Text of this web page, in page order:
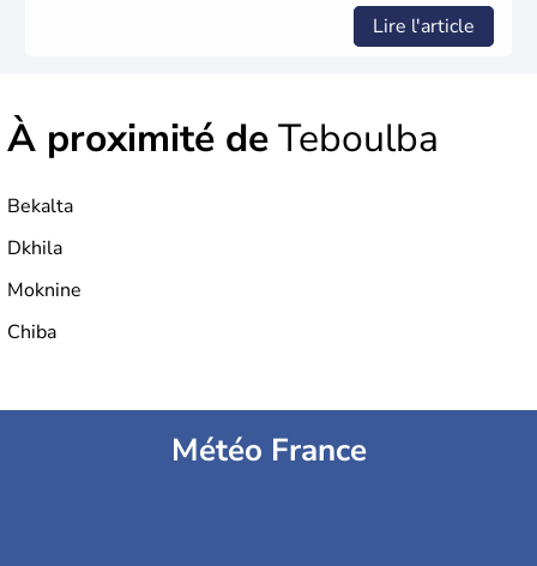
Lire l'article
À proximité deTeboulba
Bekalta
Dkhila
Moknine
Chiba
Météo France